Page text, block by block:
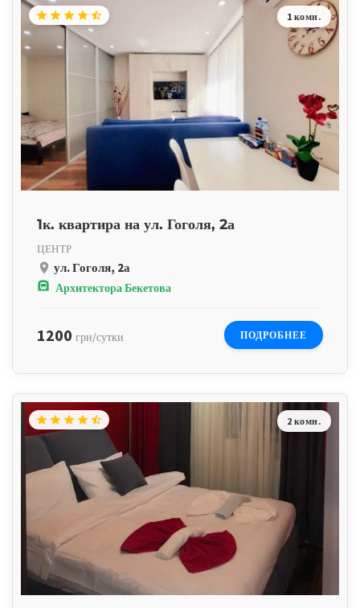
1 комн.
starstarstarstarstar_half
1к. квартира на ул. Гоголя, 2а
ЦЕНТР
place ул. Гоголя, 2а
subway Архитектора Бекетова
1200 грн/сутки ПОДРОБНЕЕ
2 комн.
starstarstarstarstar_half